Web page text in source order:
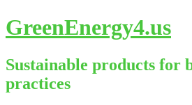
GreenEnergy4.us
Sustainable products for
practices